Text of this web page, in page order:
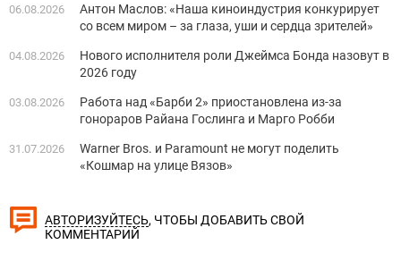
06.08.2026
Антон Маслов: «Наша киноиндустрия конкурирует
со всем миром – за глаза, уши и сердца зрителей»
04.08.2026
Нового исполнителя роли Джеймса Бонда назовут в
2026 году
03.08.2026
Работа над «Барби 2» приостановлена из-за
гонораров Райана Гослинга и Марго Робби
31.07.2026
Warner Bros. и Paramount не могут поделить
«Кошмар на улице Вязов»
АВТОРИЗУЙТЕСЬ, ЧТОБЫ ДОБАВИТЬ СВОЙ
КОММЕНТАРИЙ